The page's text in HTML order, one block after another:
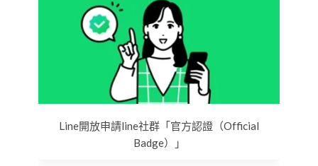
Line開放申請line社群「官方認證（Official
Badge）」